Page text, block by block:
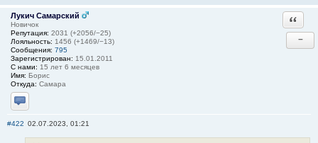
Лукич Самарский
Новичок
Репутация: 2031 (+2056/−25)
Лояльность: 1456 (+1469/−13)
Сообщения: 795
Зарегистрирован: 15.01.2011
С нами: 15 лет 6 месяцев
Имя: Борис
Откуда: Самара
Отправить личное сообщение
−
#422 02.07.2023, 01:21